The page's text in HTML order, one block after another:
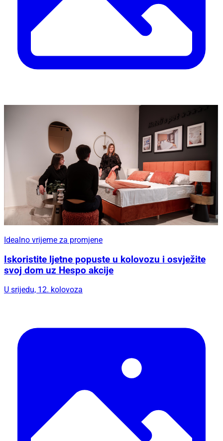
Idealno vrijeme za promjene
Iskoristite ljetne popuste u kolovozu i osvježite
svoj dom uz Hespo akcije
U srijedu, 12. kolovoza